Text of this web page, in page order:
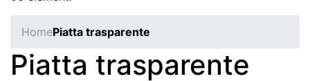
HomePiatta trasparente
Piatta trasparente